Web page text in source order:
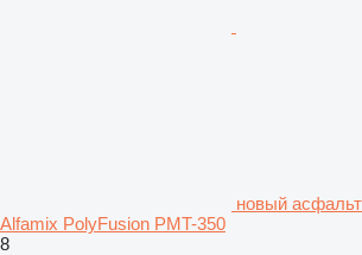
новый
Alfamix PolyFusion PMT-350
8